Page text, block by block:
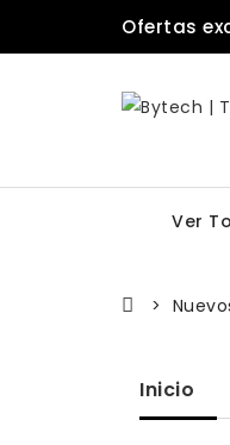
Ofertas
Ver
Inicio